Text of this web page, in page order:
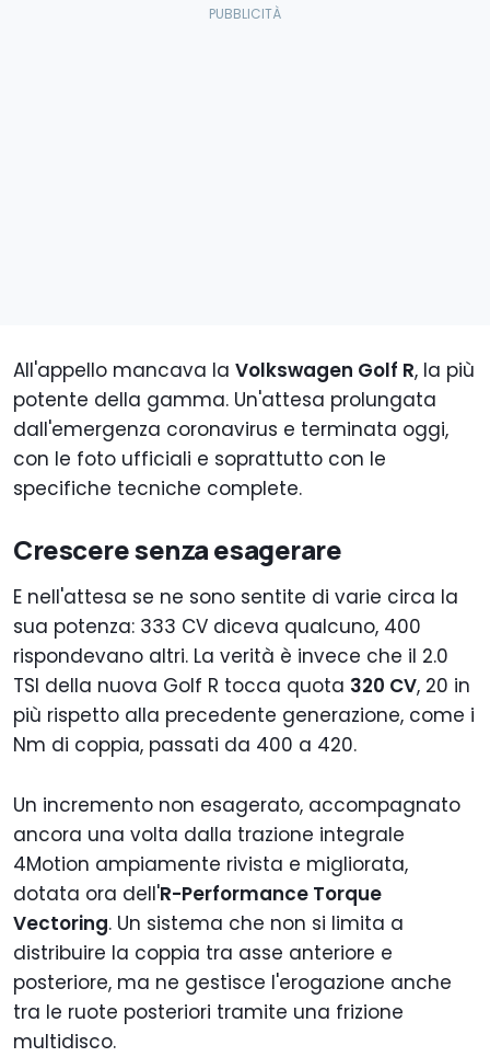
All'appello mancava la Volkswagen Golf R, la più
potente della gamma. Un'attesa prolungata
dall'emergenza coronavirus e terminata oggi,
con le foto ufficiali e soprattutto con le
specifiche tecniche complete.
Crescere senza esagerare
E nell'attesa se ne sono sentite di varie circa la
sua potenza: 333 CV diceva qualcuno, 400
rispondevano altri. La verità è invece che il 2.0
TSI della nuova Golf R tocca quota 320 CV, 20 in
più rispetto alla precedente generazione, come i
Nm di coppia, passati da 400 a 420.
Un incremento non esagerato, accompagnato
ancora una volta dalla trazione integrale
4Motion ampiamente rivista e migliorata,
dotata ora dell'R-Performance Torque
Vectoring. Un sistema che non si limita a
distribuire la coppia tra asse anteriore e
posteriore, ma ne gestisce l'erogazione anche
tra le ruote posteriori tramite una frizione
multidisco.